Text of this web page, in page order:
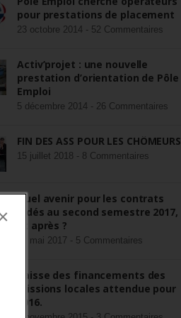
pour prestations de placement
23 octobre 2014 - 52 Commentaires
Activ’projet : une nouvelle
prestation d’orientation de Pôle
Emploi
5 décembre 2014 - 26 Commentaires
FIN DES ASS POUR LES CHÔMEURS
15 juillet 2018 - 8 Commentaires
Quel avenir pour les contrats
aidés au second semestre 2017,
et après ?
22 mai 2017 - 5 Commentaires
Baisse des financements des
missions locales attendue pour
2016.